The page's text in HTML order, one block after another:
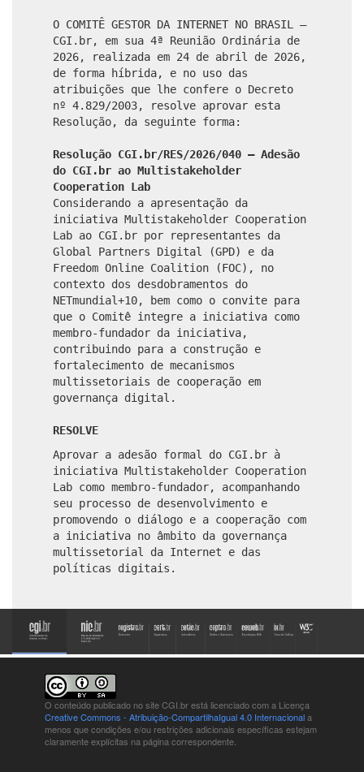
O COMITÊ GESTOR DA INTERNET NO BRASIL –
CGI.br, em sua 4ª Reunião Ordinária de
2026, realizada em 24 de abril de 2026,
de forma híbrida, e no uso das
atribuições que lhe confere o Decreto
nº 4.829/2003, resolve aprovar esta
Resolução, da seguinte forma:
Resolução CGI.br/RES/2026/040 – Adesão
do CGI.br ao Multistakeholder
Cooperation Lab
Considerando a apresentação da
iniciativa Multistakeholder Cooperation
Lab ao CGI.br por representantes da
Global Partners Digital (GPD) e da
Freedom Online Coalition (FOC), no
contexto dos desdobramentos do
NETmundial+10, bem como o convite para
que o Comitê integre a iniciativa como
membro-fundador da iniciativa,
contribuindo para a construção e
fortalecimento de mecanismos
multissetoriais de cooperação em
governança digital.
RESOLVE
Aprovar a adesão formal do CGI.br à
iniciativa Multistakeholder Cooperation
Lab como membro-fundador, acompanhando
seu processo de desenvolvimento e
promovendo o diálogo e a cooperação com
a iniciativa no âmbito da governança
multissetorial da Internet e das
políticas digitais.
O conteúdo publicado no site CGI.br está licenciado com a Licença
Creative Commons - Atribuição-CompartilhaIgual 4.0 Internacionala
menos que condições e/ou restrições adicionais específicas estejam
claramente explícitas na página correspondente.